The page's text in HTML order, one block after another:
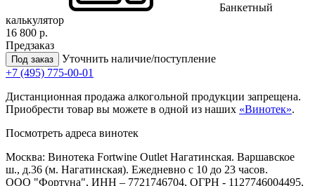
Банкетный
калькулятор
16 800 р.
Предзаказ
Под заказ
Уточнить наличие/поступление
+7 (495) 775-00-01
Дистанционная продажа алкогольной продукции запрещена.
Приобрести товар вы можете в одной из наших «Винотек».
Посмотреть адреса винотек
Москва: Винотека Fortwine Outlet Нагатинская. Варшавское
ш., д.36 (м. Нагатинская). Ежедневно с 10 до 23 часов.
ООО "Фортуна", ИНН – 7721746704, ОГРН - 1127746004495,